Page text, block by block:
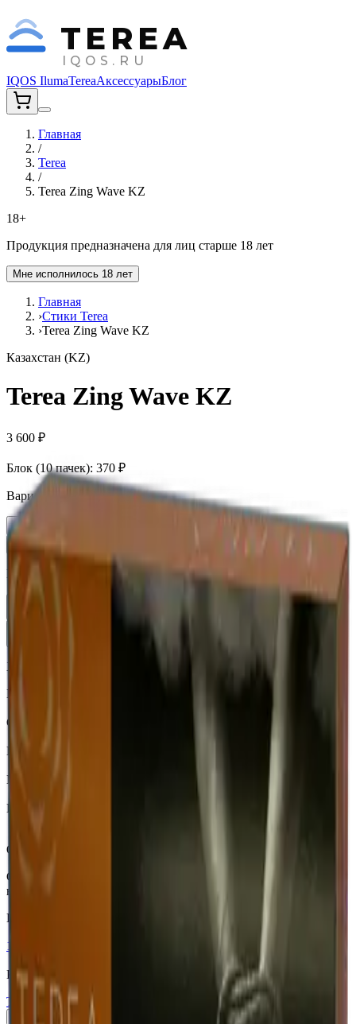
TEREA
IQOS.RU
IQOS IlumaTereaАксессуарыБлог
Главная
/
Terea
/
Terea Zing Wave KZ
18+
Продукция предназначена для лиц старше 18 лет
Мне исполнилось 18 лет
Главная
›Стики Terea
›Terea Zing Wave KZ
Казахстан (KZ)
Terea Zing Wave KZ
3 600 ₽
Блок (10 пачек): 370 ₽
Вариант
Пачка
Блок × 10
Количество
Характеристики
Бренд
Страна
Крепость
Капсула
Вкусы
Описание
Стики TEREA Zing Wave для IQOS ILUMA — цитрусовые
ноты с освежающим ментолом — Казахстан.
Похожие товары
18+
Казахстан (KZ)
Terea Silver KZ
Блок×10